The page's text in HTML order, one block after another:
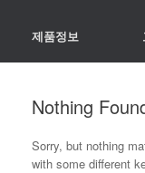
제품정보
Nothing
Sorry, but nothing
with some different